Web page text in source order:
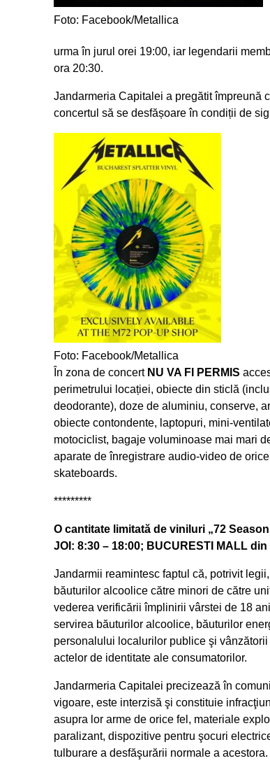
Foto: Facebook/Metallica
urma în jurul orei 19:00, iar legendarii
ora 20:30.
Jandarmeria Capitalei a pregătit împreună
concertul să se desfășoare în condiții de
Foto: Facebook/Metallica
În zona de concert NU VA FI PERMIS
perimetrului locației, obiecte din sticlă
deodorante), doze de aluminiu, conserve,
obiecte contondente, laptopuri, mini-
motociclist, bagaje voluminoase mai mari
aparate de înregistrare audio-video de
skateboards.
*********
O cantitate limitată de viniluri „72
JOI: 8:30 – 18:00; BUCURESTI MALL
Jandarmii reamintesc faptul că, potrivit
băuturilor alcoolice către minori de către
vederea verificării împlinirii vârstei de 18
servirea băuturilor alcoolice, băuturilor
personalului localurilor publice şi
actelor de identitate ale consumatorilor.
Jandarmeria Capitalei precizează în
vigoare, este interzisă şi constituie
asupra lor arme de orice fel, materiale
paralizant, dispozitive pentru şocuri
tulburare a desfăşurării normale a